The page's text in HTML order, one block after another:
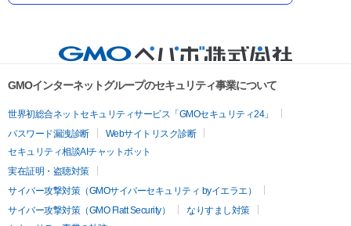
GMOインターネットグループのセキュリティ事業について
世界初総合ネットセキュリティサービス「GMOセキュリティ24」
パスワード漏洩診断
Webサイトリスク診断
セキュリティ相談AIチャットボット
実在証明・盗聴対策
サイバー攻撃対策（GMOサイバーセキュリティ byイエラエ）
サイバー攻撃対策（GMO Flatt Security）
なりすまし対策